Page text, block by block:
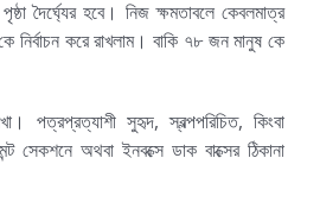
দৈর্ঘ্যের হবে। নিজ ক্ষমতাবলে কেবলমাত্র
করে রাখলাম। বাকি ৭৮ জন মানুষ কে
পত্রপ্রত্যাশী সুহৃদ, স্বল্পপরিচিত, কিংবা
সেকশনে অথবা ইনবক্সে ডাক বাক্সের ঠিকানা